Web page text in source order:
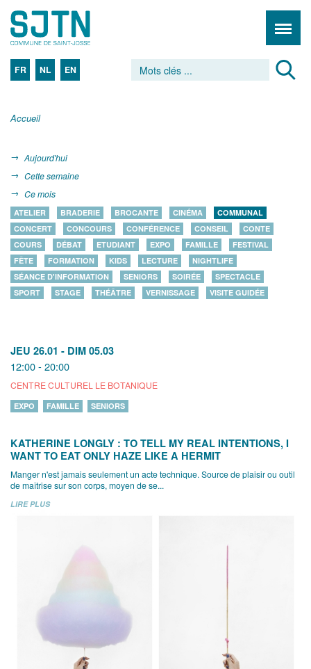
FR NL EN
Accueil
Aujourd'hui
Cette semaine
Ce mois
ATELIER BRADERIE BROCANTE CINÉMA
COMMUNAL
CONCERT
CONCOURS CONFÉRENCE CONSEIL
CONTE
COURS
DÉBAT ETUDIANT EXPO FAMILLE
FESTIVAL
FÊTE
FORMATION KIDS LECTURE
NIGHTLIFE
SÉANCE D'INFORMATION
SENIORS SOIRÉE
SPECTACLE
SPORT
STAGE THÉÂTRE VERNISSAGE VISITE GUIDÉE
JEU 26.01 - DIM 05.03
12:00 - 20:00
CENTRE CULTUREL LE BOTANIQUE
EXPO FAMILLE SENIORS
KATHERINE LONGLY : TO TELL MY REAL INTENTIONS, I
WANT TO EAT ONLY HAZE LIKE A HERMIT
Manger n'est jamais seulement un acte technique. Source de plaisir ou outil
de maîtrise sur son corps, moyen de se...
LIRE PLUS